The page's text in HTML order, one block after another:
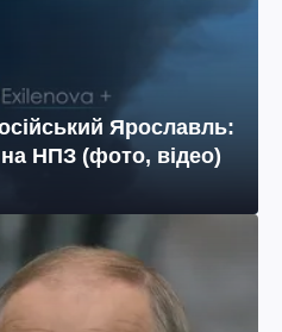
Ярославль:
НПЗ (фото, відео)